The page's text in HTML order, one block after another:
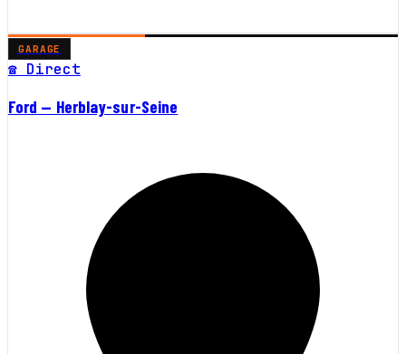
GARAGE
☎ Direct
Ford — Herblay-sur-Seine